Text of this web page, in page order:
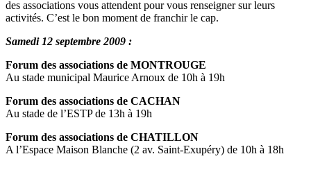
des associations vous attendent pour vous renseigner sur leurs
activités. C’est le bon moment de franchir le cap.
Samedi 12 septembre 2009 :
Forum des associations de MONTROUGE
Au stade municipal Maurice Arnoux de 10h à 19h
Forum des associations de CACHAN
Au stade de l’ESTP de 13h à 19h
Forum des associations de CHATILLON
A l’Espace Maison Blanche (2 av. Saint-Exupéry) de 10h à 18h